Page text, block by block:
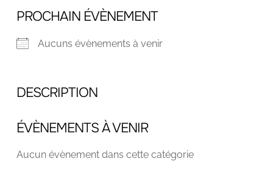
PROCHAIN ÉVÈNEMENT
Aucuns évènements à venir
DESCRIPTION
ÉVÈNEMENTS À VENIR
Aucun évènement dans cette catégorie